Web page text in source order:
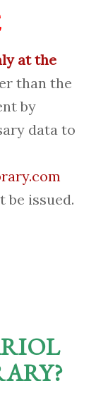
at the
than the
by
data to
be issued.